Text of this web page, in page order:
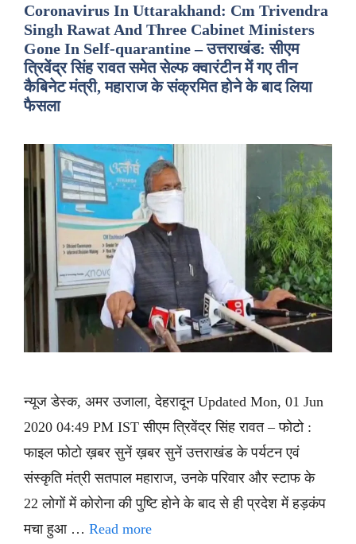
Coronavirus In Uttarakhand: Cm Trivendra
Singh Rawat And Three Cabinet Ministers
Gone In Self-quarantine – उत्तराखंड: सीएम
त्रिवेंद्र सिंह रावत समेत सेल्फ क्वारंटीन में गए तीन
कैबिनेट मंत्री, महाराज के संक्रमित होने के बाद लिया
फैसला
न्यूज डेस्क, अमर उजाला, देहरादून Updated Mon, 01 Jun
2020 04:49 PM IST सीएम त्रिवेंद्र सिंह रावत – फोटो :
फाइल फोटो ख़बर सुनें ख़बर सुनें उत्तराखंड के पर्यटन एवं
संस्कृति मंत्री सतपाल महाराज, उनके परिवार और स्टाफ के
22 लोगों में कोरोना की पुष्टि होने के बाद से ही प्रदेश में हड़कंप
मचा हुआ … Read more